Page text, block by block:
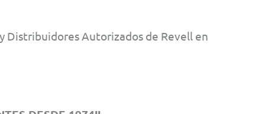
Distribuidores Autorizados de Revell en